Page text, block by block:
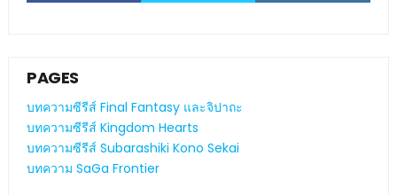
PAGES
บทความซีรีส์ Final Fantasy และจิปาถะ
บทความซีรีส์ Kingdom Hearts
บทความซีรีส์ Subarashiki Kono Sekai
บทความ SaGa Frontier